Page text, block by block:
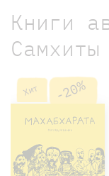
Книги
Самхиты
Хит -20%